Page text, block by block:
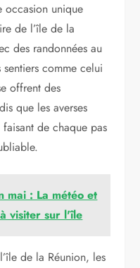
occasion unique
de l’île de la
des randonnées au
comme celui
offrent des
que les averses
de chaque pas
mai : La météo et
visiter sur l'île
de la Réunion, les